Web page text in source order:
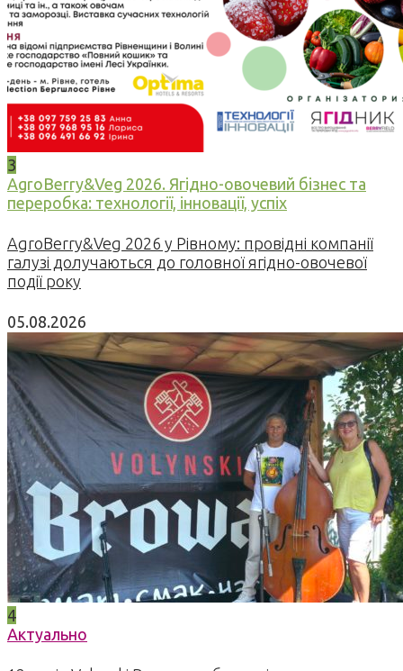
3
AgroBerry&Veg 2026. Ягідно-овочевий бізнес та
переробка: технології, інновації, успіх
AgroBerry&Veg 2026 у Рівному: провідні компанії
галузі долучаються до головної ягідно-овочевої
події року
05.08.2026
4
Актуально